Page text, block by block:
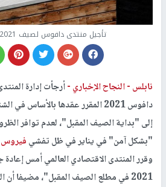
تأجيل منتدى دافوس لصيف 2021 بسبب كورونا
نابلس -النجاح الإخباري -أرجأت إدارة
دافوس 2021 المقرر عقدها
إلى "بداية الصيف المقبل"، لعدم توافر
"بشكل آمن" في يناير في ظل تفشيفيروس
وقرر المنتدى الاقتصادي العالمي أمس إعادة
2021 في مطلع الصيف المقبل"، مضيفا أن